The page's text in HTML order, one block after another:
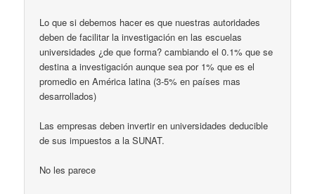
Lo que si debemos hacer es que nuestras autoridades
deben de facilitar la investigación en las escuelas
universidades ¿de que forma? cambiando el 0.1% que se
destina a investigación aunque sea por 1% que es el
promedio en América latina (3-5% en países mas
desarrollados)
Las empresas deben invertir en universidades deducible
de sus impuestos a la SUNAT.
No les parece